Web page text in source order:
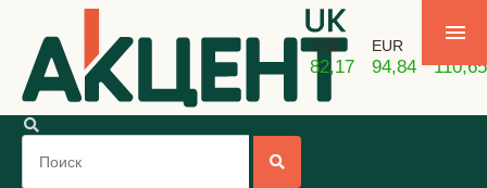
USD
82,17
EUR
94,84 110,65